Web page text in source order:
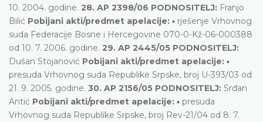
10. 2004. godine. 28. AP 2398/06 PODNOSITELJ: Franjo
Bilić Pobijani akti/predmet apelacije: ▪ rješenje Vrhovnog
suda Federacije Bosne i Hercegovine 070-0-Kž-06-000388
od 10. 7. 2006. godine. 29. AP 2445/05 PODNOSITELJ:
Dušan Stojanović Pobijani akti/predmet apelacije: ▪
presuda Vrhovnog suda Republike Srpske, broj U-393/03 od
21. 9. 2005. godine. 30. AP 2156/05 PODNOSITELJ: Srđan
Antić Pobijani akti/predmet apelacije: ▪ presuda
Vrhovnog suda Republike Srpske, broj Rev-21/04 od 8. 7.